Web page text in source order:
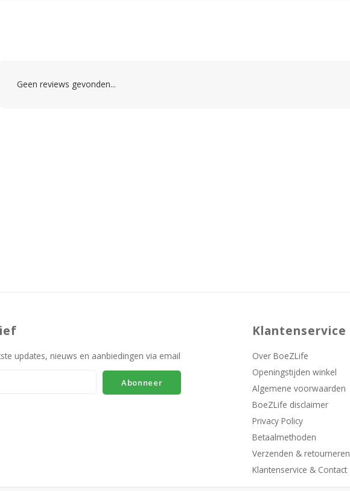
Geen reviews gevonden...
updates, nieuws en aanbiedingen via email
Abonneer
Klantenservice
Over BoeZLife
Openingstijden winkel
Algemene voorwaarden
BoeZLife disclaimer
Privacy Policy
Betaalmethoden
Verzenden & retourneren
Klantenservice & Contact